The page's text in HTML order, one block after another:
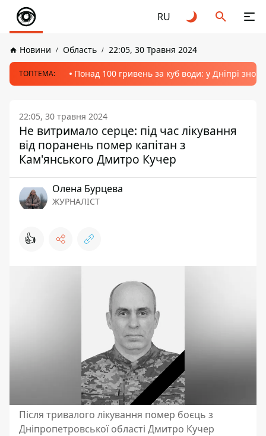
RU
Новини Область 22:05, 30 Травня 2024
ТОПТЕМА: Понад 100 гривень за куб води: у Дніпрі
22:05, 30 травня 2024
Не витримало серце: під час лікування
від поранень помер капітан з
Кам'янського Дмитро Кучер
Олена Бурцева
ЖУРНАЛІСТ
👍
Після тривалого лікування помер боєць з
Дніпропетровської області Дмитро Кучер